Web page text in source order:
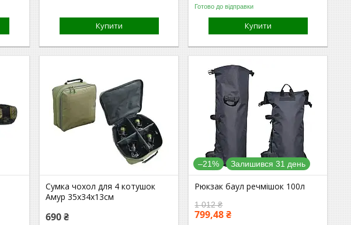
Купити
Готово до відправки
Купити
Сумка чохол для 4 котушок
Амур 35х34х13см
690 ₴
–21% Залишився 31 день
Рюкзак баул речмішок 100л
1 012 ₴
799,48 ₴